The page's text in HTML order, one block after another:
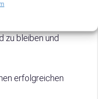
Algen
zu bleiben und
erfolgreichen